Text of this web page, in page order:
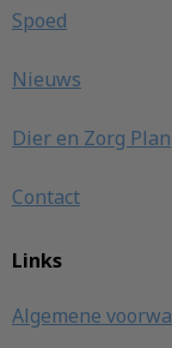
Spoed
Nieuws
Dier en Zorg Plan
Contact
Links
Algemene